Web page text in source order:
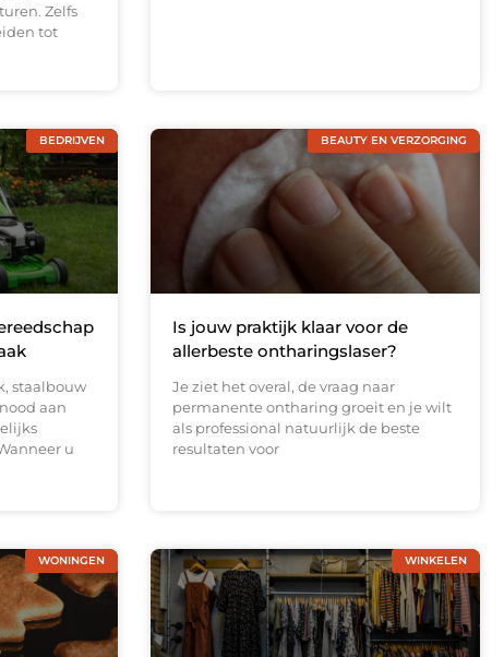
Zelfs
tot
BEDRIJVEN
staalbouw
aan
u
BEAUTY EN VERZORGING
Is jouw praktijk klaar voor de
allerbeste ontharingslaser?
Je ziet het overal, de vraag naar
permanente ontharing groeit en je wilt
als professional natuurlijk de beste
resultaten voor
WONINGEN WINKELEN